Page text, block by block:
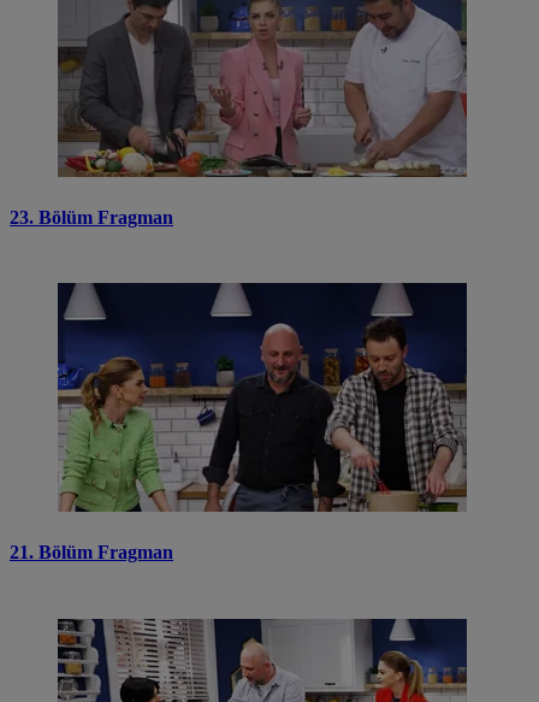
23. Bölüm Fragman
21. Bölüm Fragman